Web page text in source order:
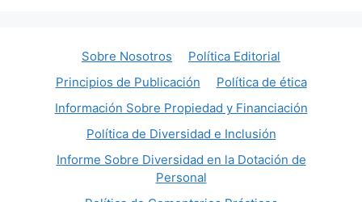
Sobre Nosotros
Política Editorial
Principios de Publicación
Política de ética
Información Sobre Propiedad y Financiación
Política de Diversidad e Inclusión
Informe Sobre Diversidad en la Dotación de
Personal